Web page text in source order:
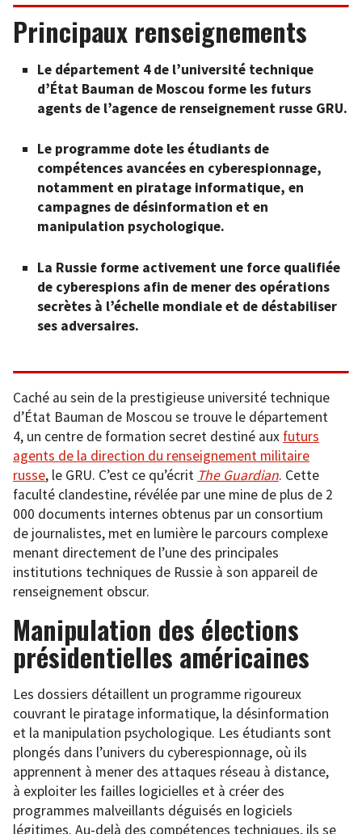
Principaux renseignements
Le département 4 de l’université technique
d’État Bauman de Moscou forme les futurs
agents de l’agence de renseignement russe GRU.
Le programme dote les étudiants de
compétences avancées en cyberespionnage,
notamment en piratage informatique, en
campagnes de désinformation et en
manipulation psychologique.
La Russie forme activement une force qualifiée
de cyberespions afin de mener des opérations
secrètes à l’échelle mondiale et de déstabiliser
ses adversaires.
Caché au sein de la prestigieuse université technique
d’État Bauman de Moscou se trouve le département
4, un centre de formation secret destiné aux futurs
agents de la direction du renseignement militaire
russe, le GRU. C’est ce qu’écrit The Guardian. Cette
faculté clandestine, révélée par une mine de plus de 2
000 documents internes obtenus par un consortium
de journalistes, met en lumière le parcours complexe
menant directement de l’une des principales
institutions techniques de Russie à son appareil de
renseignement obscur.
Manipulation des élections
présidentielles américaines
Les dossiers détaillent un programme rigoureux
couvrant le piratage informatique, la désinformation
et la manipulation psychologique. Les étudiants sont
plongés dans l’univers du cyberespionnage, où ils
apprennent à mener des attaques réseau à distance,
à exploiter les failles logicielles et à créer des
programmes malveillants déguisés en logiciels
légitimes. Au-delà des compétences techniques, ils se